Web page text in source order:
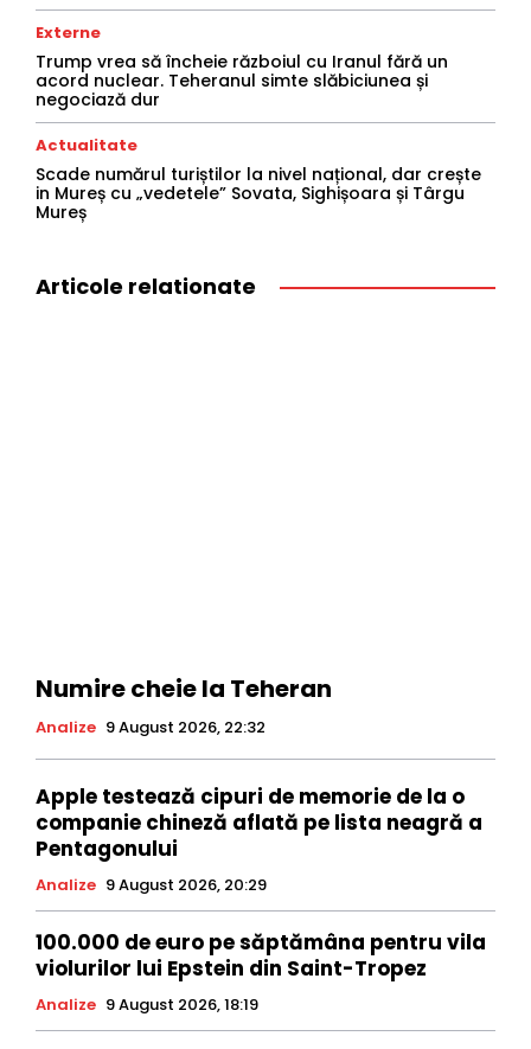
Externe
Trump vrea să încheie războiul cu Iranul fără un
acord nuclear. Teheranul simte slăbiciunea și
negociază dur
Actualitate
Scade numărul turiștilor la nivel național, dar crește
in Mureș cu „vedetele” Sovata, Sighișoara și Târgu
Mureș
Articole relationate
Numire cheie la Teheran
Analize 9 August 2026, 22:32
Apple testează cipuri de memorie de la o
companie chineză aflată pe lista neagră a
Pentagonului
Analize 9 August 2026, 20:29
100.000 de euro pe săptămâna pentru vila
violurilor lui Epstein din Saint-Tropez
Analize 9 August 2026, 18:19